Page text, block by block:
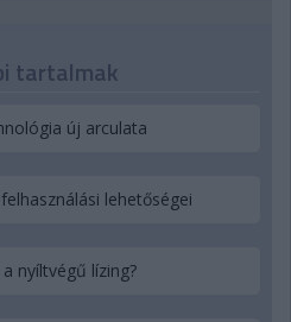
tartalmak
új arculata
lehetőségei
nyíltvégű lízing?